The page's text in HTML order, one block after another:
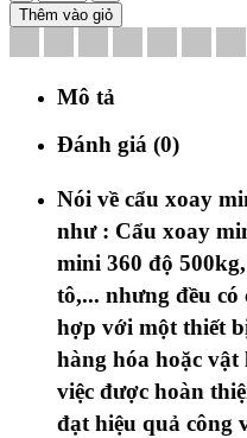
Thêm vào giỏ
Mô tả
Đánh giá (0)
Nói về cẩu xoay
như : Cẩu xoay
mini 360 độ
tô,... nhưng đều
hợp với một thiết
hàng hóa hoặc
việc được hoàn
đạt hiệu quả công